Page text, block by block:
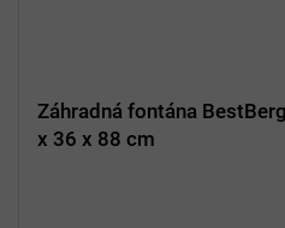
Záhradná fontána
x 36 x 88 cm